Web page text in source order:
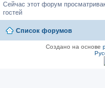
Сейчас этот форум
гостей
Список форумов
Создано на основе